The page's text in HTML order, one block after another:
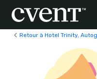
Retour à Hotel Trinity,